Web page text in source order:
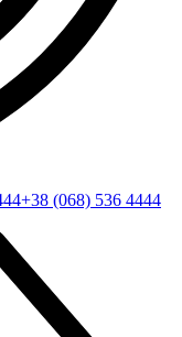
+38 (068) 536 4444